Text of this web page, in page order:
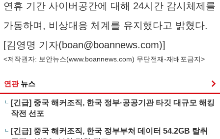
연휴 기간 사이버공간에 대해 24시간 감시체제를
가동하며, 비상대응 체계를 유지했다고 밝혔다.
[김영명 기자(boan@boannews.com)]
<저작권자: 보안뉴스(www.boannews.com) 무단전재-재배포금지>
연관 뉴스
[긴급] 중국 해커조직, 한국 정부·공공기관 타깃 대규모 해킹
작전 선포
[긴급] 중국 해커조직, 한국 정부부처 데이터 54.2GB 탈취